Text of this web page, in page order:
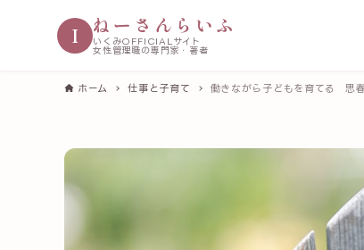
I ねーさんらいふ
いくみOFFICIALサイト
女性管理職の専門家・著者
ホーム 仕事と子育て 働きながら子どもを育てる 思